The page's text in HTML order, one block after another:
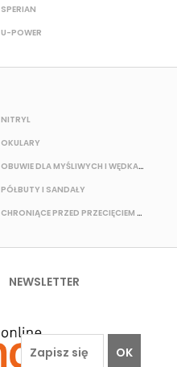
SPERIAN
U-POWER
NITRYL
OKULARY
OBUWIE DLA MYŚLIWYCH I WĘDKARZY
PÓŁBUTY I SANDAŁY
CHRONIĄCE PRZED PRZECIĘCIEM I PRZEKŁUCIEM
NEWSLETTER
OK